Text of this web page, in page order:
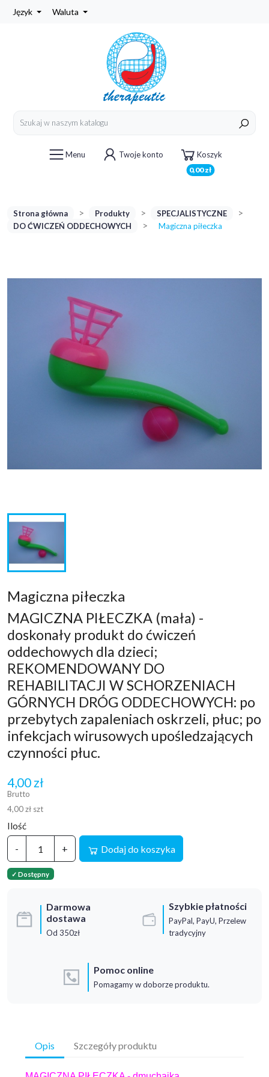
Język Waluta
Menu Twoje konto Koszyk
0,00 zł
Strona główna Produkty
SPECJALISTYCZNE
DO ĆWICZEŃ ODDECHOWYCH
Magiczna piłeczka
Magiczna piłeczka
MAGICZNA PIŁECZKA (mała) -
doskonały produkt do ćwiczeń
oddechowych dla dzieci;
REKOMENDOWANY DO
REHABILITACJI W SCHORZENIACH
GÓRNYCH DRÓG ODDECHOWYCH: po
przebytych zapaleniach oskrzeli, płuc; po
infekcjach wirusowych upośledzających
czynności płuc.
4,00 zł
Brutto
4,00 zł szt
Ilość
- + Dodaj do koszyka
✓ Dostępny
Darmowa
dostawa
Od 350zł
Szybkie płatności
PayPal, PayU, Przelew
tradycyjny
Pomoc online
Pomagamy w doborze produktu.
Opis Szczegóły produktu